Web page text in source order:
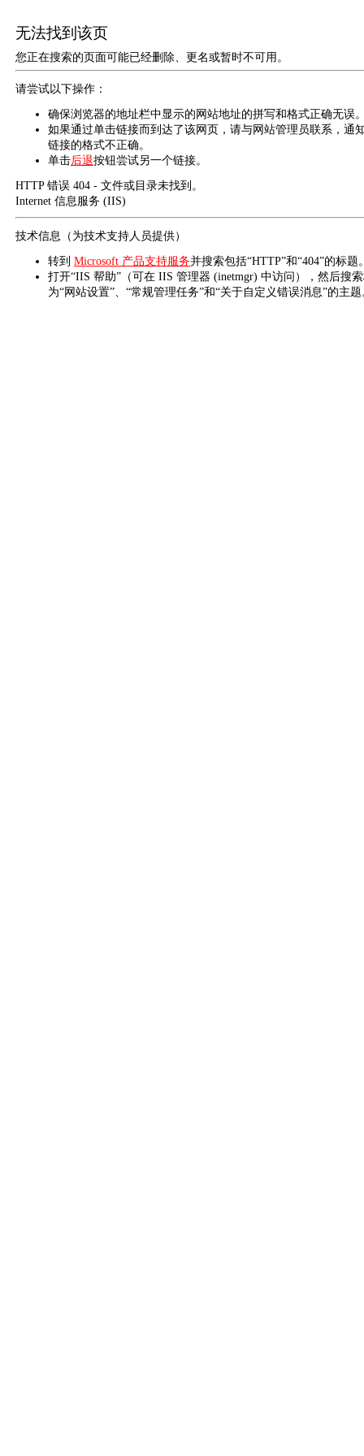
无法找到该页
您正在搜索的页面可能已经删除、更名或暂时不可用。
请尝试以下操作：
确保浏览器的地址栏中显示的网站地址的拼写和格式正确无误
如果通过单击链接而到达了该网页，请与网站管理员联系，通
链接的格式不正确。
单击后退按钮尝试另一个链接。
HTTP 错误 404 - 文件或目录未找到。
Internet 信息服务 (IIS)
技术信息（为技术支持人员提供）
转到 Microsoft 产品支持服务并搜索包括“HTTP”和“404”的标题
打开“IIS 帮助”（可在 IIS 管理器 (inetmgr) 中访问），然后搜
为“网站设置”、“常规管理任务”和“关于自定义错误消息”的主题